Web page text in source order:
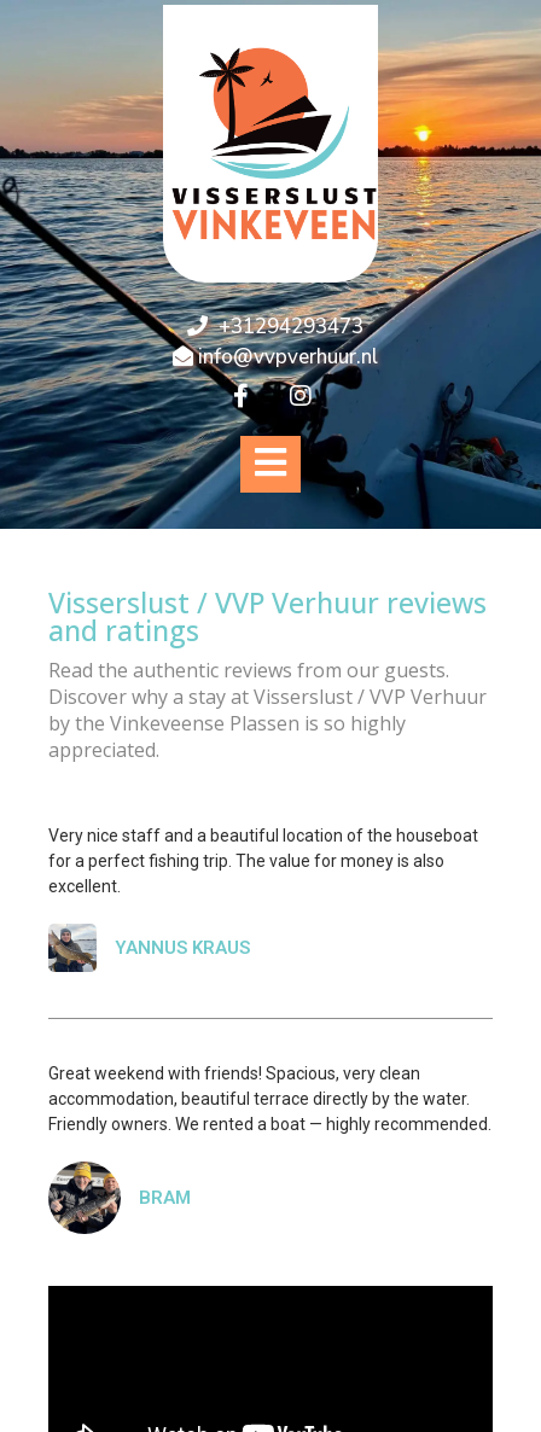
+31294293473
info@vvpverhuur.nl
Visserslust / VVP Verhuur reviews
and ratings
Read the authentic reviews from our guests.
Discover why a stay at Visserslust / VVP Verhuur
by the Vinkeveense Plassen is so highly
appreciated.
Very nice staff and a beautiful location of the houseboat
for a perfect fishing trip. The value for money is also
excellent.
YANNUS KRAUS
Great weekend with friends! Spacious, very clean
accommodation, beautiful terrace directly by the water.
Friendly owners. We rented a boat — highly recommended.
BRAM